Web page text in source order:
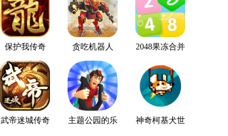
保护我传奇 贪吃机器人 2048果冻合并
武帝迷城传奇
主题公园的乐
神奇柯基犬世